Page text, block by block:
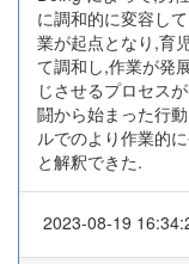
に調和的に変容し
業が起点となり,育
て調和し,作業が発
じさせるプロセス
闘から始まった行
ルでのより作業的
と解釈できた.
2023-08-19